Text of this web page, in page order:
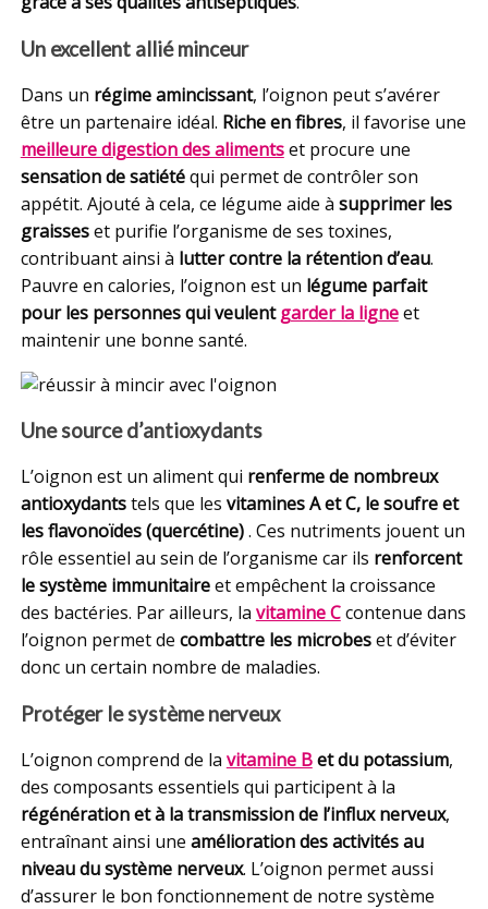
Un excellent allié minceur
Dans un régime amincissant, l’oignon peut s’avérer
être un partenaire idéal. Riche en fibres, il favorise une
meilleure digestion des alimentset procure une
sensation de satiétéqui permet de contrôler son
appétit. Ajouté à cela, ce légume aide à supprimer les
graisseset purifie l’organisme de ses toxines,
contribuant ainsi à lutter contre la rétention d’eau.
Pauvre en calories, l’oignon est un légume parfait
pour les personnes qui veulentgarder la ligneet
maintenir une bonne santé.
Une source d’antioxydants
L’oignon est un aliment qui renferme de nombreux
antioxydantstels que les vitamines A et C, le soufre et
les flavonoïdes (quercétine). Ces nutriments jouent un
rôle essentiel au sein de l’organisme car ils renforcent
le système immunitaireet empêchent la croissance
des bactéries. Par ailleurs, la vitamine Ccontenue dans
l’oignon permet de combattre les microbeset d’éviter
donc un certain nombre de maladies.
Protéger le système nerveux
L’oignon comprend de la vitamine Bet du potassium,
des composants essentiels qui participent à la
régénération et à la transmission de l’influx nerveux,
entraînant ainsi une amélioration des activités au
niveau du système nerveux. L’oignon permet aussi
d’assurer le bon fonctionnement de notre système